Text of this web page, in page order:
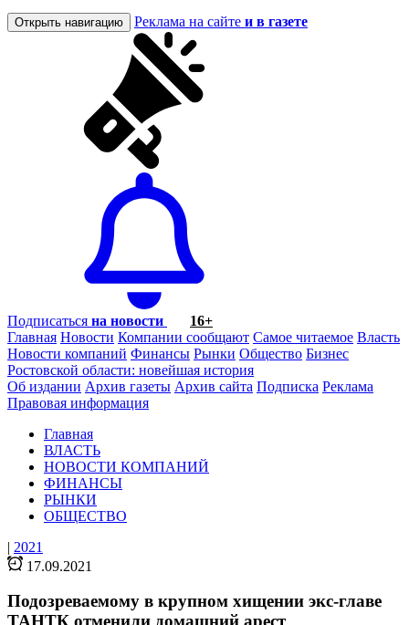
Открыть навигацию Реклама на сайте и в газете
Подписаться на новости
16+
Главная Новости Компании сообщают Самое читаемое Власть
Новости компаний Финансы Рынки Общество Бизнес
Ростовской области: новейшая история
Об издании Архив газеты Архив сайта Подписка Реклама
Правовая информация
Главная
ВЛАСТЬ
НОВОСТИ КОМПАНИЙ
ФИНАНСЫ
РЫНКИ
ОБЩЕСТВО
| 2021
17.09.2021
Подозреваемому в крупном хищении экс-главе
ТАНТК отменили домашний арест